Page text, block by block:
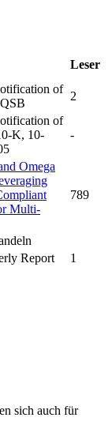
Leser
of
2
of
K, 10-
-
Omega
Multi-
789
Report
1
sich auch für